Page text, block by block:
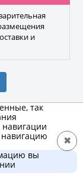
и
так
вы
✖